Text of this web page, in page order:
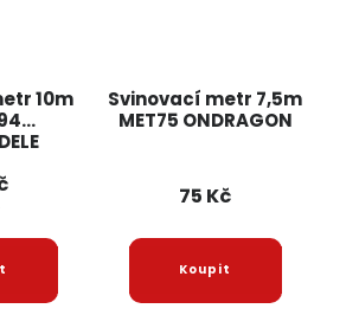
10m
Svinovací metr 7,5m
MET75 ONDRAGON
75 Kč